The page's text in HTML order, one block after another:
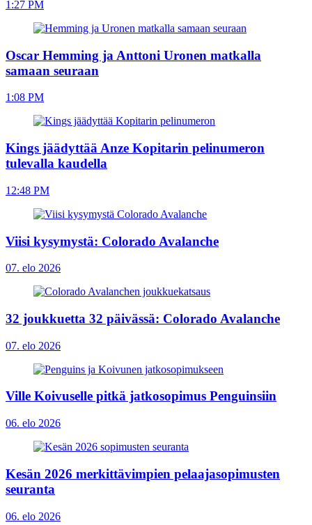
1:27 PM
Oscar Hemming ja Anttoni Uronen matkalla
samaan seuraan
1:08 PM
Kings jäädyttää Anze Kopitarin pelinumeron
tulevalla kaudella
12:48 PM
Viisi kysymystä: Colorado Avalanche
07. elo 2026
32 joukkuetta 32 päivässä: Colorado Avalanche
07. elo 2026
Ville Koivuselle pitkä jatkosopimus Penguinsiin
06. elo 2026
Kesän 2026 merkittävimpien pelaajasopimusten
seuranta
06. elo 2026